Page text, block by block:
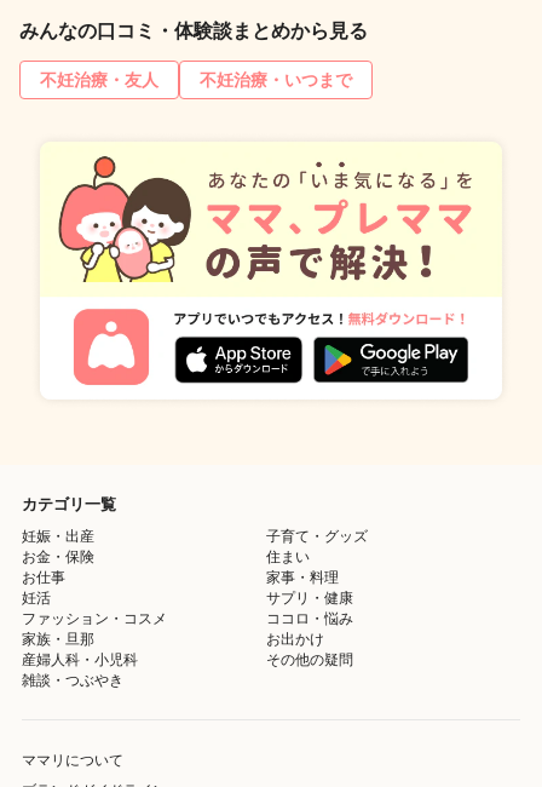
みんなの口コミ・体験談まとめから見る
不妊治療・友人 不妊治療・いつまで
カテゴリ一覧
妊娠・出産
子育て・グッズ
お金・保険
住まい
お仕事
家事・料理
妊活
サプリ・健康
ファッション・コスメ
ココロ・悩み
家族・旦那
お出かけ
産婦人科・小児科
その他の疑問
雑談・つぶやき
ママリについて